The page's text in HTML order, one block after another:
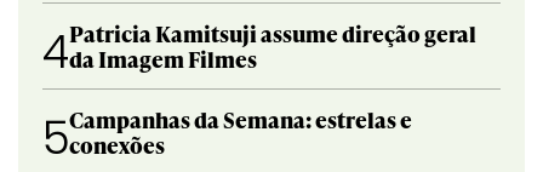
4Patricia Kamitsuji assume direção geral
da Imagem Filmes
5Campanhas da Semana: estrelas e
conexões